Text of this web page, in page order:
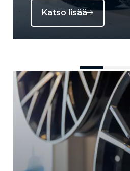
Katso lisää